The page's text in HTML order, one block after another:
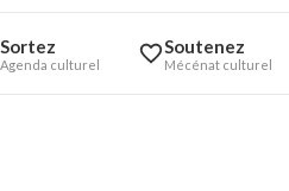
Sortez
Agenda culturel
Soutenez
Mécénat culturel